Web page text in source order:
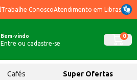
Trabalhe ConoscoAtendimento em Libras
Bem-vindo
Entre ou cadastre-se
0
Cafés Super Ofertas